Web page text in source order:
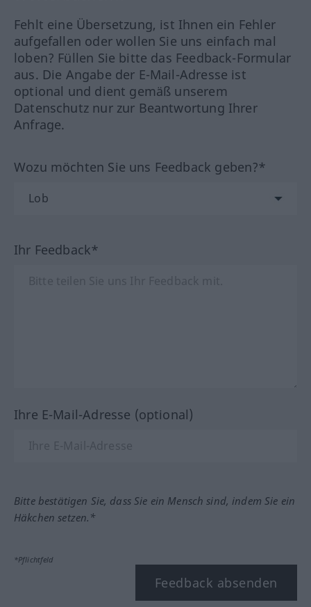
Fehlt eine Übersetzung, ist Ihnen ein Fehler
aufgefallen oder wollen Sie uns einfach mal
loben? Füllen Sie bitte das Feedback-Formular
aus. Die Angabe der E-Mail-Adresse ist
optional und dient gemäß unserem
Datenschutz nur zur Beantwortung Ihrer
Anfrage.
Wozu möchten Sie uns Feedback geben?*
Ihr Feedback*
Ihre E-Mail-Adresse (optional)
Bitte bestätigen Sie, dass Sie ein Mensch sind, indem Sie ein
Häkchen setzen.*
*Pflichtfeld
Feedback absenden